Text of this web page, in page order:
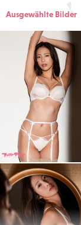
Ausgewählte Bilder